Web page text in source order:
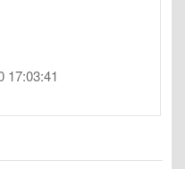
17:03:41